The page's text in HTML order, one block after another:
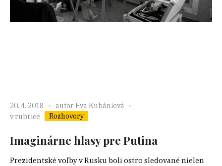
20. 4. 2018 autor Eva Kubániová
v rubrice
Rozhovory
Imaginárne hlasy pre Putina
Prezidentské voľby v Rusku boli ostro sledované nielen